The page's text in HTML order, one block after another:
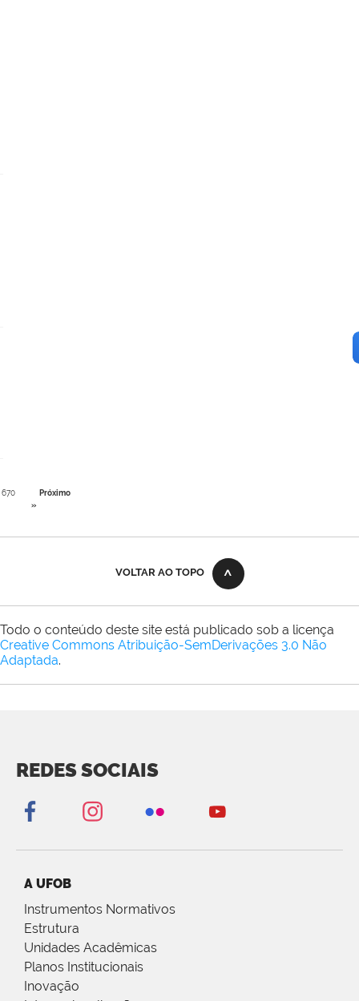
670
Próximo
»
VOLTAR AO TOPO
Todo o conteúdo deste site está publicado sob a licença
Creative Commons Atribuição-SemDerivações 3.0 Não
Adaptada.
REDES SOCIAIS
A UFOB
Instrumentos Normativos
Estrutura
Unidades Acadêmicas
Planos Institucionais
Inovação